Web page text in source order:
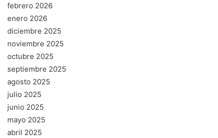
febrero 2026
enero 2026
diciembre 2025
noviembre 2025
octubre 2025
septiembre 2025
agosto 2025
julio 2025
junio 2025
mayo 2025
abril 2025